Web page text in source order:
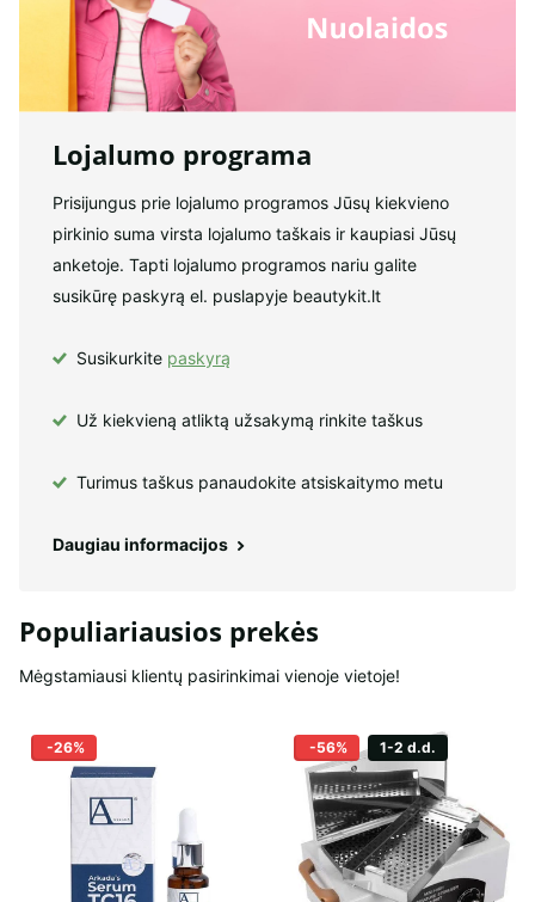
Lojalumo programa
Prisijungus prie lojalumo programos Jūsų kiekvieno
pirkinio suma virsta lojalumo taškais ir kaupiasi Jūsų
anketoje. Tapti lojalumo programos nariu galite
susikūrę paskyrą el. puslapyje beautykit.lt
Susikurkite paskyrą
Už kiekvieną atliktą užsakymą rinkite taškus
Turimus taškus panaudokite atsiskaitymo metu
Daugiau informacijos
Populiariausios prekės
Mėgstamiausi klientų pasirinkimai vienoje vietoje!
-26% -56% 1-2 d.d.